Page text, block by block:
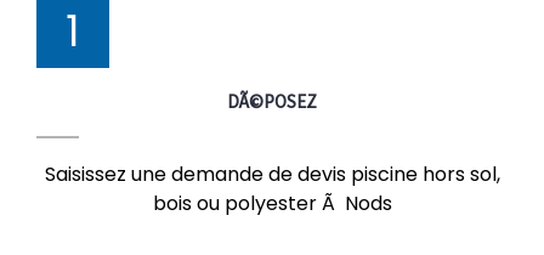
1
DÃ©POSEZ
Saisissez une demande de devis piscine hors sol,
bois ou polyester Ã Nods